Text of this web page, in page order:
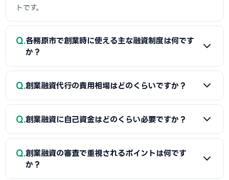
トです。
Q 各務原市で創業時に使える主な融資制度は何です
か？
A
日本政策金融公庫の「新規開業資金」、信用保証協会の
推薦の「マル経融資」などが中心です。実績の浅い創業期で
も、原則無担保・無保証人で利用できる制度が複数ありま
Q 創業融資代行の費用相場はどのくらいですか？
A
一般的に「着手金（無料〜数万円）＋成功報酬（融資実
所もあります。融資額や難易度で異なるため、契約前に見積
もりと報酬条件を必ず確認しましょう。当サイトでは各務原
市に対応した実績豊富な専門家を無料でご紹介しています。
Q 創業融資に自己資金はどのくらい必要ですか？
A
制度上の自己資金要件は緩和傾向にありますが、実務で
は希望融資額の1〜3割程度の自己資金があると審査で有利と
Q 創業融資の審査で重視されるポイントは何です
か？